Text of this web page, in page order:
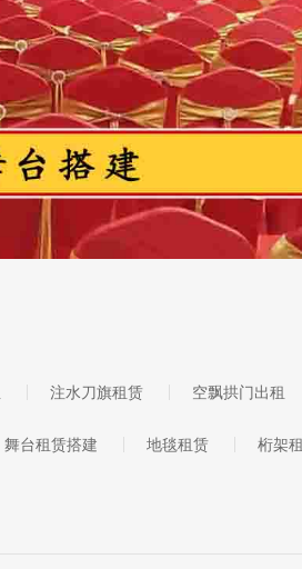
注水刀旗租赁 空飘拱门出租
舞台租赁搭建 地毯租赁 桁架